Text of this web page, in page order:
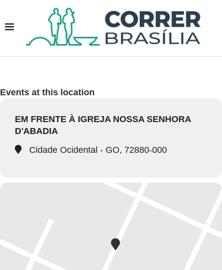
Events at this location
EM FRENTE À IGREJA NOSSA SENHORA
D'ABADIA
Cidade Ocidental - GO, 72880-000